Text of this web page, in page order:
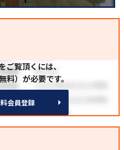
ご覧頂くには、
料）が必要です。
会員登録